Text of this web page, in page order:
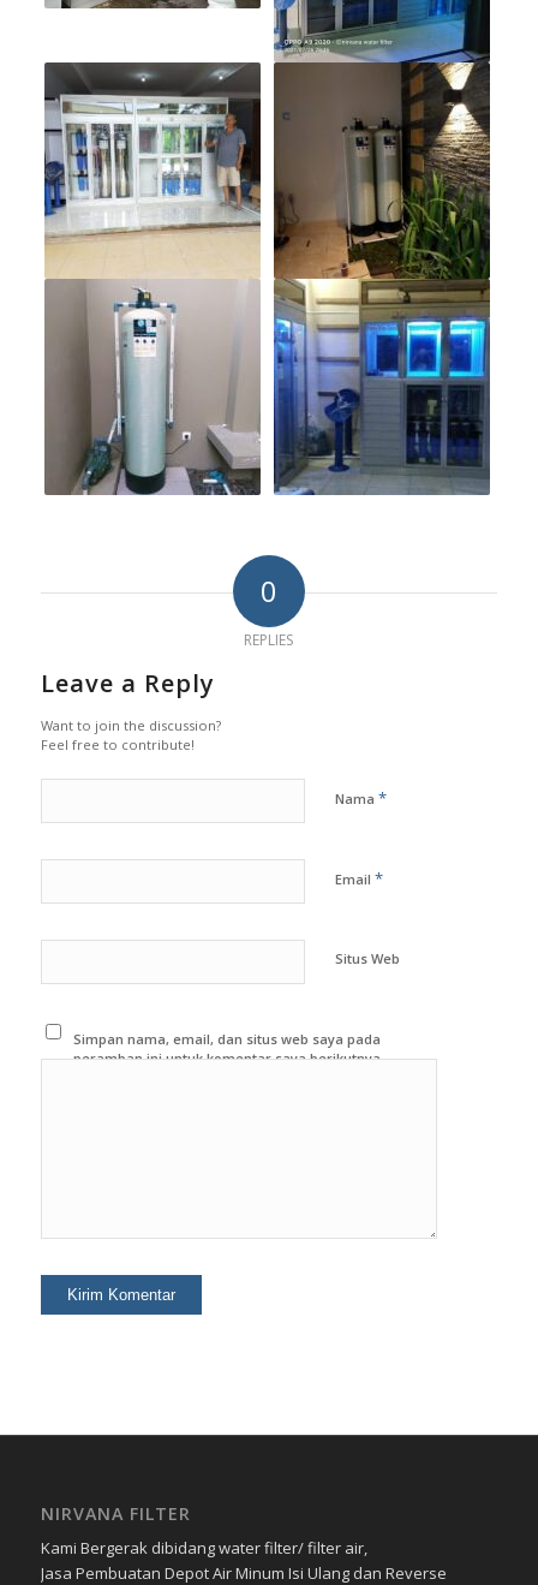
0
REPLIES
Leave a Reply
Want to join the discussion?
Feel free to contribute!
Nama *
Email *
Situs Web
Simpan nama, email, dan situs web saya pada
peramban ini untuk komentar saya berikutnya.
NIRVANA FILTER
Kami Bergerak dibidang water filter/ filter air,
Jasa Pembuatan Depot Air Minum Isi Ulang dan Reverse